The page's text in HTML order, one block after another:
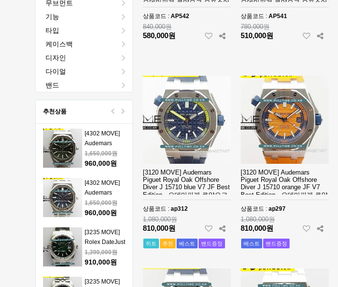
무브먼트
기능
타입
케이스백
디자인
다이얼
밴드
추천상품
그래프 50주년
1,330,000원
26240 50th SS
얄오크 크르노
모델 베스트에
디션
Oak Chrono
V2 DDF 1:1
Best Edition -
오데마피게 로
얄오크 크르노
모델 베스트에
디션
1,330,000원
[4302 MOVE]
Audemars
Piguet Royal
Oak 15510
1:1 Best
Edition - 오데
마피게 로얄오
크 베스트 에디
1,650,000원
960,000원
[4302 MOVE]
Audemars
Piguet Royal
Oak 15510
1:1 Best
Edition - 오데
마피게 로얄오
크 베스트 에디
1,650,000원
960,000원
[3235 MOVE]
Rolex DateJust
41mm 126334
904L SS ERF
- 롤렉스 데이져
1,390,000원
910,000원
[3235 MOVE]
오데마피게 로얄오크 오프쇼어
상품코드 : AP542
840,000원
580,000원
오데마피게 로얄오크 오프쇼어
상품코드 : AP541
780,000원
510,000원
[3120 MOVE] Audemars
Piguet Royal Oak Offshore
Diver J 15710 blue V7 JF Best
Edition - 오데마피게 로얄오크
상품코드 : ap312
1,080,000원
810,000원
히트 추천 베스트 밴드증정
[3120 MOVE] Audemars
Piguet Royal Oak Offshore
Diver J 15710 orange JF V7
Best Edition - 오데마피게 로얄
상품코드 : ap297
1,080,000원
810,000원
베스트 밴드증정